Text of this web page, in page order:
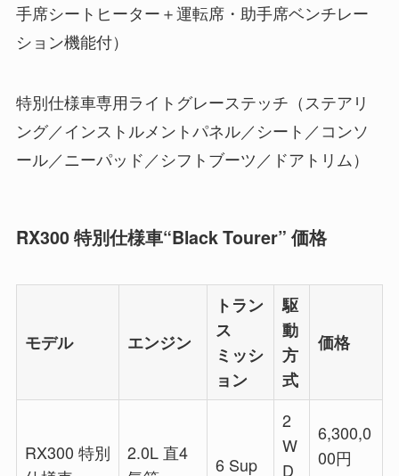
手席シートヒーター＋運転席・助手席ベンチレー
ション機能付）
特別仕様車専用ライトグレーステッチ（ステアリ
ング／インストルメントパネル／シート／コンソ
ール／ニーパッド／シフトブーツ／ドアトリム）
RX300 特別仕様車“Black Tourer” 価格
モデル エンジン
トラン
ス
ミッシ
ョン
駆
動
方
式
価格
RX300 特別
2.0L 直4
6 Sup
2
W
D
6,300,0
00円